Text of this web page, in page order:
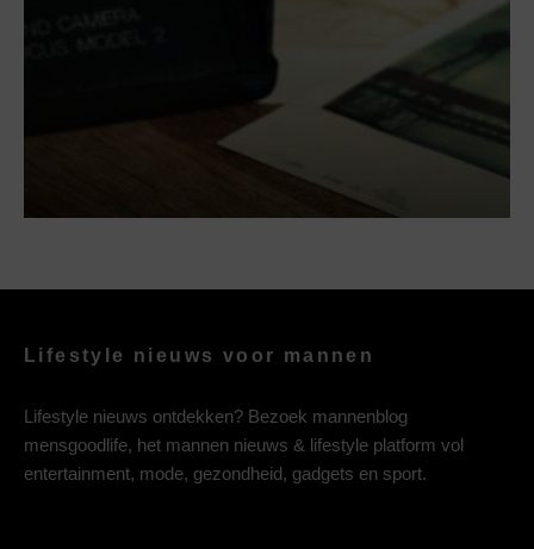
Lifestyle nieuws voor mannen
Lifestyle nieuws ontdekken? Bezoek mannenblog
mensgoodlife, het mannen nieuws & lifestyle platform vol
entertainment, mode, gezondheid, gadgets en sport.